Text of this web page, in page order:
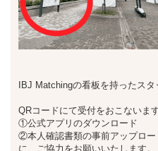
IBJ Matchingの看板を持ったスタ
QRコードにて受付をおこないます
①公式アプリのダウンロード
②本人確認書類の事前アップロー
に、ご協力をお願いいたします。